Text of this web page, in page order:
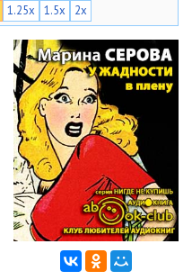
23:15
27:24
28:27
24:55
16:37
20:56
1.25x 1.5x 2x